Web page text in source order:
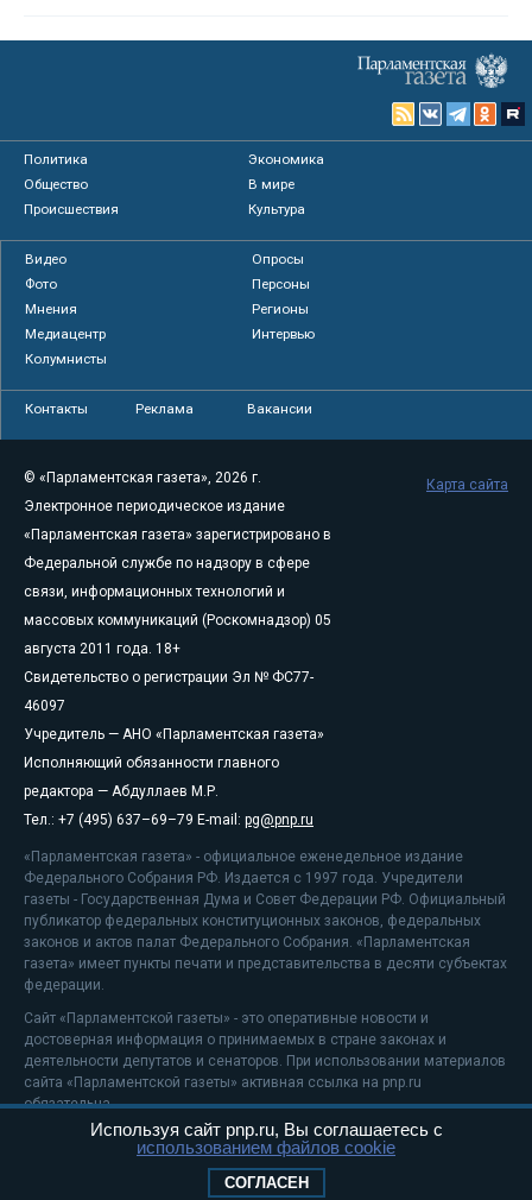
Политика
Экономика
Общество
В мире
Происшествия
Культура
Видео
Опросы
Фото
Персоны
Мнения
Регионы
Медиацентр
Интервью
Колумнисты
Контакты Реклама Вакансии
© «Парламентская газета», 2026 г.
Электронное периодическое издание
«Парламентская газета» зарегистрировано в
Федеральной службе по надзору в сфере
связи, информационных технологий и
массовых коммуникаций (Роскомнадзор) 05
августа 2011 года. 18+
Свидетельство о регистрации Эл № ФС77-
46097
Учредитель — АНО «Парламентская газета»
Исполняющий обязанности главного
редактора — Абдуллаев М.Р.
Тел.: +7 (495) 637–69–79 E-mail: pg@pnp.ru
«Парламентская газета» - официальное еженедельное издание
Федерального Собрания РФ. Издается с 1997 года. Учредители
газеты - Государственная Дума и Совет Федерации РФ. Официальный
публикатор федеральных конституционных законов, федеральных
законов и актов палат Федерального Собрания. «Парламентская
газета» имеет пункты печати и представительства в десяти субъектах
федерации.
Сайт «Парламентской газеты» - это оперативные новости и
достоверная информация о принимаемых в стране законах и
деятельности депутатов и сенаторов. При использовании материалов
сайта «Парламентской газеты» активная ссылка на pnp.ru
обязательна.
На информационном ресурсе применяютсярекомендательные
Положение о защите персональных данных
Карта сайта
Используя сайт pnp.ru, Вы соглашаетесь с
использованием файлов cookie
СОГЛАСЕН